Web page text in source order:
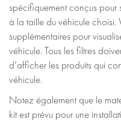
spécifiquement conçus pour
à la taille du véhicule choisi.
supplémentaires pour
véhicule. Tous les filtres
d’afficher les produits qui
véhicule.
Notez également que le
kit est prévu pour une